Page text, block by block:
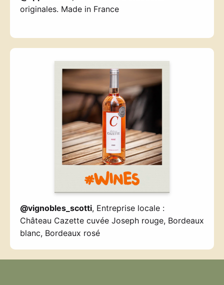
originales. Made in France
@vignobles_scotti, Entreprise locale :
Château Cazette cuvée Joseph rouge, Bordeaux
blanc, Bordeaux rosé